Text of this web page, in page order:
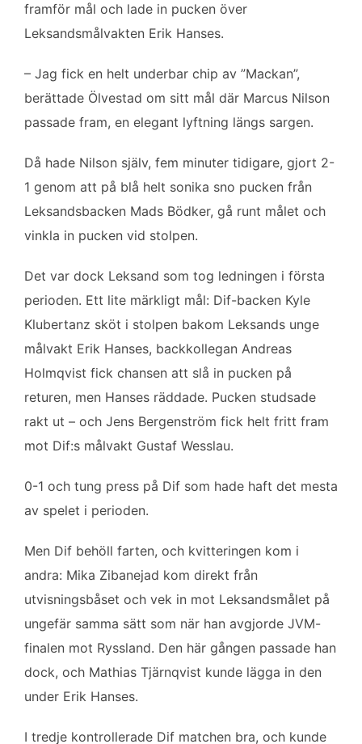
framför mål och lade in pucken över
Leksandsmålvakten Erik Hanses.
– Jag fick en helt underbar chip av ”Mackan”,
berättade Ölvestad om sitt mål där Marcus Nilson
passade fram, en elegant lyftning längs sargen.
Då hade Nilson själv, fem minuter tidigare, gjort 2-
1 genom att på blå helt sonika sno pucken från
Leksandsbacken Mads Bödker, gå runt målet och
vinkla in pucken vid stolpen.
Det var dock Leksand som tog ledningen i första
perioden. Ett lite märkligt mål: Dif-backen Kyle
Klubertanz sköt i stolpen bakom Leksands unge
målvakt Erik Hanses, backkollegan Andreas
Holmqvist fick chansen att slå in pucken på
returen, men Hanses räddade. Pucken studsade
rakt ut – och Jens Bergenström fick helt fritt fram
mot Dif:s målvakt Gustaf Wesslau.
0-1 och tung press på Dif som hade haft det mesta
av spelet i perioden.
Men Dif behöll farten, och kvitteringen kom i
andra: Mika Zibanejad kom direkt från
utvisningsbåset och vek in mot Leksandsmålet på
ungefär samma sätt som när han avgjorde JVM-
finalen mot Ryssland. Den här gången passade han
dock, och Mathias Tjärnqvist kunde lägga in den
under Erik Hanses.
I tredje kontrollerade Dif matchen bra, och kunde